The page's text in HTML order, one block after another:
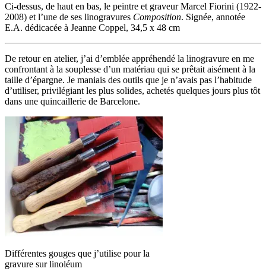
Ci-dessus, de haut en bas, le peintre et graveur Marcel Fiorini (1922-
2008) et l’une de ses linogravures Composition. Signée, annotée
E.A. dédicacée à Jeanne Coppel, 34,5 x 48 cm
De retour en atelier, j’ai d’emblée appréhendé la linogravure en me
confrontant à la souplesse d’un matériau qui se prêtait aisément à la
taille d’épargne. Je maniais des outils que je n’avais pas l’habitude
d’utiliser, privilégiant les plus solides, achetés quelques jours plus tôt
dans une quincaillerie de Barcelone.
Différentes gouges que j’utilise pour la
gravure sur linoléum